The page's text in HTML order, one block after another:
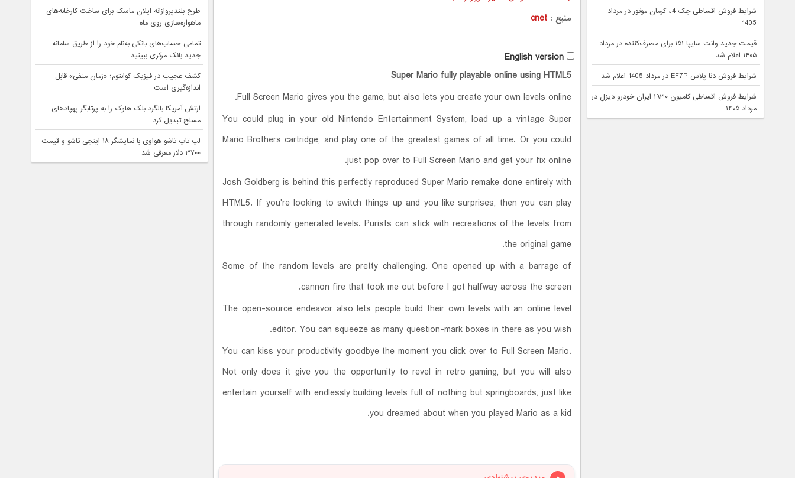
منبع : cnet
English version
Super Mario fully playable online using HTML5
Full Screen Mario gives you the game, but also lets you create your own levels online.
You could plug in your old Nintendo Entertainment System, load up a vintage Super
Mario Brothers cartridge, and play one of the greatest games of all time. Or you could
just pop over to Full Screen Mario and get your fix online.
Josh Goldberg is behind this perfectly reproduced Super Mario remake done entirely with
HTML5. If you're looking to switch things up and you like surprises, then you can play
through randomly generated levels. Purists can stick with recreations of the levels from
the original game.
Some of the random levels are pretty challenging. One opened up with a barrage of
cannon fire that took me out before I got halfway across the screen.
The open-source endeavor also lets people build their own levels with an online level
editor. You can squeeze as many question-mark boxes in there as you wish.
You can kiss your productivity goodbye the moment you click over to Full Screen Mario.
Not only does it give you the opportunity to revel in retro gaming, but you will also
entertain yourself with endlessly building levels full of nothing but springboards, just like
you dreamed about when you played Mario as a kid.
شرایط فروش اقساطی جک J4 کرمان موتور در مرداد
1405
قیمت جدید وانت سایپا ۱۵۱ برای مصرف‌کننده در مرداد
۱۴۰۵ اعلام شد
شرایط فروش دنا پلاس EF7P در مرداد 1405 اعلام شد
شرایط فروش اقساطی کامیون ۱۹۳۰ ایران خودرو دیزل در
مرداد ۱۴۰۵
طرح بلندپروازانه ایلان ماسک برای ساخت کارخانه‌های
ماهواره‌سازی روی ماه
تمامی حساب‌های بانکی به‌نام خود را از طریق سامانه
جدید بانک مرکزی ببینید
کشف عجیب در فیزیک کوانتوم؛ «زمان منفی» قابل
اندازه‌گیری است
ارتش آمریکا بالگرد بلک هاوک را به پرتابگر پهپادهای
مسلح تبدیل کرد
لپ تاپ تاشو هواوی با نمایشگر ۱۸ اینچی تاشو و قیمت
۳۷۰۰ دلار معرفی شد